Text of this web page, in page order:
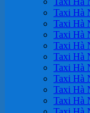
Taxi Hà
Taxi Hà
Taxi Hà
Taxi Hà
Taxi Hà
Taxi Hà
Taxi Hà
Taxi Hà
Taxi Hà